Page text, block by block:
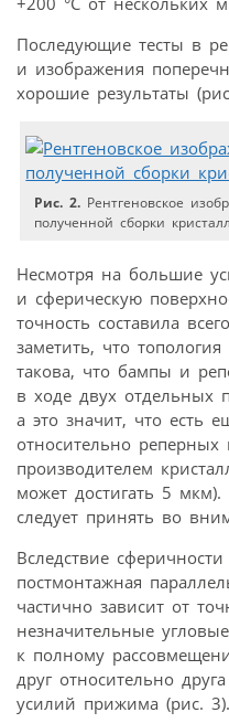
Последующие тесты в
и изображения
хорошие результаты
Рис. 2. Рентгеновское
полученной сборки
Несмотря на большие
и сферическую
точность составила
заметить, что
такова, что бампы и
в ходе двух отдельных
а это значит, что есть
относительно
производителем
может достигать 5
следует принять во
Вследствие
постмонтажная
частично зависит от
незначительные
к полному
друг относительно
усилий прижима (рис. 3).